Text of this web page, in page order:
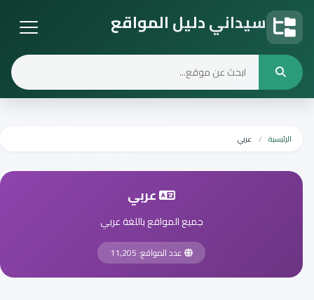
سيداني دليل المواقع
الرئيسية عربي
عربي
جميع المواقع باللغة عربي
عدد المواقع: 11,205